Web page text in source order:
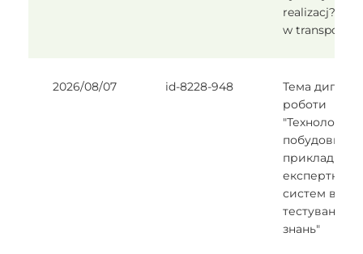
realizacj?
w
2026/08/07 id-8228-948
Тема
роботи
"Технологія
побудови
прикладних
експертних
систем в
тестування
знань"